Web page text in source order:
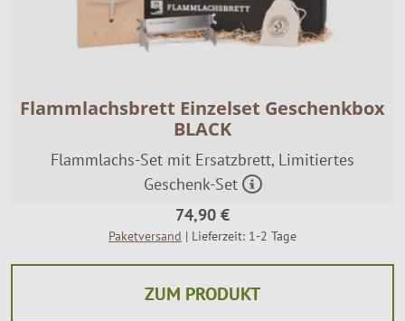
Flammlachsbrett Einzelset Geschenkbox
BLACK
Flammlachs-Set mit Ersatzbrett, Limitiertes
Geschenk-Set
74,90 €
Paketversand | Lieferzeit: 1-2 Tage
ZUM PRODUKT